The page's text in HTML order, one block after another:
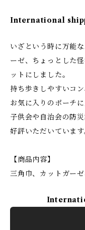
International
いざという時に万能
ーゼ、ちょっとした
ットにしました。
持ち歩きしやすいコ
お気に入りのポーチ
子供会や自治会の防
好評いただいています
【商品内容】
三角巾、カットガー